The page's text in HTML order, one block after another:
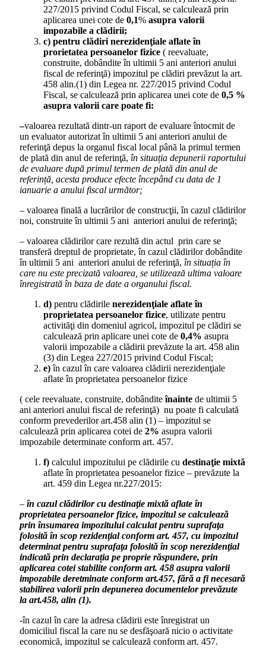
227/2015 privind Codul Fiscal, se calculează prin
aplicarea unei cote de 0,1% asupra valorii
impozabile a clădirii;
c) pentru clădiri nerezidenţiale aflate în
prorietatea persoanelor fizice ( reevaluate,
construite, dobândite în ultimii 5 ani anteriori anului
fiscal de referinţă) impozitul pe clădiri prevăzut la art.
458 alin.(1) din Legea nr. 227/2015 privind Codul
Fiscal, se calculează prin aplicarea unei cote de 0,5 %
asupra valorii care poate fi:
–valoarea rezultată dintr-un raport de evaluare întocmit de
un evaluator autorizat în ultimii 5 ani anteriori anului de
referinţă depus la organul fiscal local până la primul termen
de plată din anul de referinţă, în situația depunerii raportului
de evaluare după primul termen de plată din anul de
referință, acesta produce efecte începând cu data de 1
ianuarie a anului fiscal următor;
– valoarea finală a lucrărilor de construcţii, în cazul clădirilor
noi, construite în ultimii 5 ani anteriori anului de referinţă;
– valoarea clădirilor care rezultă din actul prin care se
transferă dreptul de proprietate, în cazul clădirilor dobândite
în ultimii 5 ani anteriori anului de referinţă, în situația în
care nu este precizată valoarea, se utilizează ultima valoare
înregistrată în baza de date a organului fiscal.
d) pentru clădirile nerezidenţiale aflate în
proprietatea persoanelor fizice, utilizate pentru
activităţi din domeniul agricol, impozitul pe clădiri se
calculează prin aplicare unei cote de 0,4% asupra
valorii impozabile a clădirii prevăzute la art. 458 alin
(3) din Legea 227/2015 privind Codul Fiscal;
e)în cazul în care valoarea clădirii nerezidenţiale
aflate în proprietatea persoanelor fizice
( cele reevaluate, construite, dobânditeînainte de ultimii 5
ani anteriori anului fiscal de referinţă) nu poate fi calculată
conform prevederilor art.458 alin (1) – impozitul se
calculează prin aplicarea cotei de 2% asupra valorii
impozabile determinate conform art. 457.
f) calculul impozitului pe clădirile cu destinaţie mixtă
aflate în proprietatea pesoanelor fizice – prevăzute la
art. 459 din Legea nr.227/2015:
– în cazul clădirilor cu destinaţie mixtă aflate în
proprietatea persoanelor fizice, impozitul se calculează
prin însumarea impozitului calculat pentru suprafaţa
folosită în scop rezidenţial conform art. 457, cu impozitul
determinat pentru suprafaţa folosită în scop nerezidenţial
indicată prin declarația pe proprie răspundere, prin
aplicarea cotei stabilite conform art. 458 asupra valorii
impozabile deretminate conform art.457, fără a fi necesară
stabilirea valorii prin depunerea documentelor prevăzute
la art.458, alin (1).
-în cazul în care la adresa clădirii este înregistrat un
domiciliul fiscal la care nu se desfăşoară nicio o activitate
economică, impozitul se calculează conform art. 457.